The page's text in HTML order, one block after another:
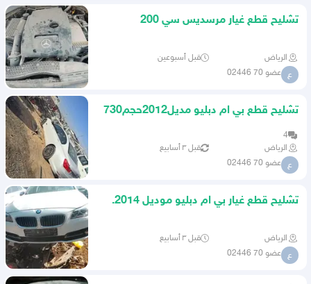
تشليح قطع غيار مرسديس سي 200
الرياض قبل أسبوعين
ع عضو 70 02446
تشليح قطع بي ام دبليو مديل2012حجم730
4
الرياض
قبل ٣ أسابيع
ع عضو 70 02446
تشليح قطع غيار بي ام دبليو موديل 2014.
الرياض قبل ٣ أسابيع
ع عضو 70 02446